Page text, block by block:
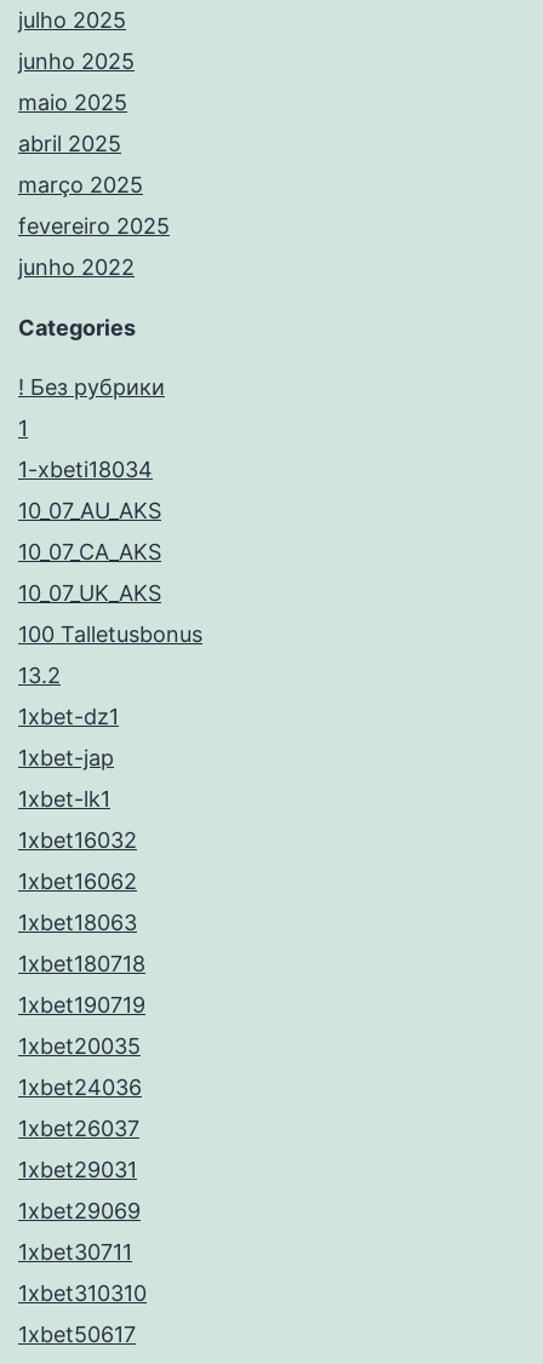
julho 2025
junho 2025
maio 2025
abril 2025
março 2025
fevereiro 2025
junho 2022
Categories
! Без рубрики
1
1-xbeti18034
10_07_AU_AKS
10_07_CA_AKS
10_07_UK_AKS
100 Talletusbonus
13.2
1xbet-dz1
1xbet-jap
1xbet-lk1
1xbet16032
1xbet16062
1xbet18063
1xbet180718
1xbet190719
1xbet20035
1xbet24036
1xbet26037
1xbet29031
1xbet29069
1xbet30711
1xbet310310
1xbet50617